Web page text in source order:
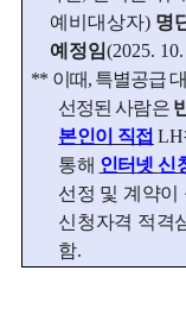
예비대상자) 명
예정임(2025.
** 이때, 특별공급
선정된 사람은
본인이 직접 LH
통해 인터넷신
선정 및 계약이
신청자격 적격
함.